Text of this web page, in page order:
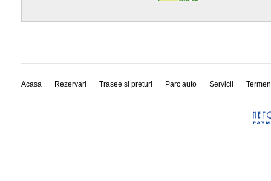
Acasa Rezervari Trasee si preturi Parc auto Servicii